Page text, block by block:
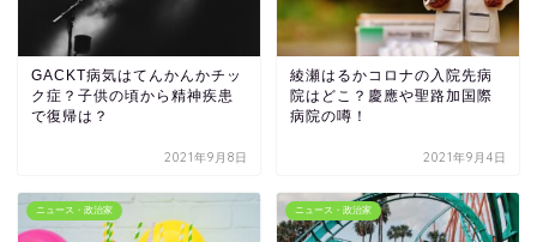
GACKT病気はてんかんかチッ
ク症？子供の頃から精神疾患
で復帰は？
2021年9月8日
綾瀬はるかコロナの入院先病
院はどこ？慶應や聖路加国際
病院の噂！
2021年9月4日
ニュース・政治家 ニュース・政治家